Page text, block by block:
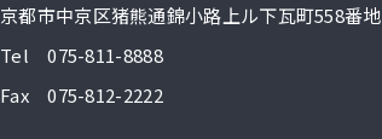
京都市中京区猪熊通錦小路上ル下瓦町558番地
Tel 075-811-8888
Fax 075-812-2222